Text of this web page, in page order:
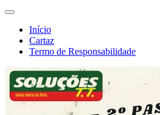
Início
Cartaz
Termo de Responsabilidade